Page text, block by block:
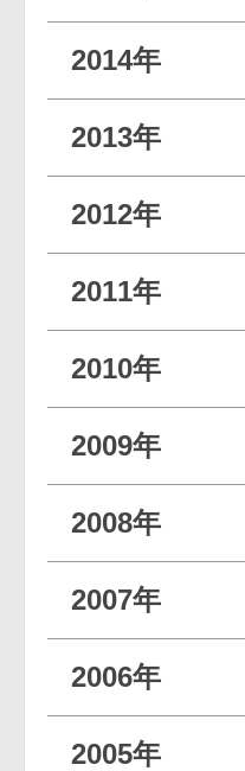
2014年
2013年
2012年
2011年
2010年
2009年
2008年
2007年
2006年
2005年